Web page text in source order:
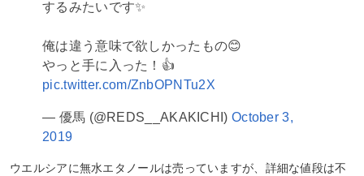
するみたいです✨
俺は違う意味で欲しかったもの😊
やっと手に入った！👍
pic.twitter.com/ZnbOPNTu2X
— 優馬 (@REDS__AKAKICHI) October 3,
2019
ウエルシアに無水エタノールは売っていますが、詳細な値段は不